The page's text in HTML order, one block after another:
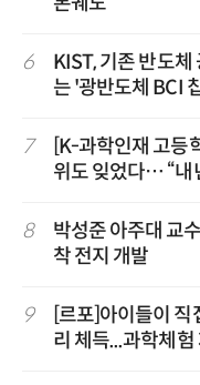
6
KIST, 기존 반도체
는 '광반도체 BCI
7
[K-과학인재 고등
위도 잊었다… “내
8
박성준 아주대 교
착 전지 개발
9
[르포]아이들이 직
리 체득...과학체